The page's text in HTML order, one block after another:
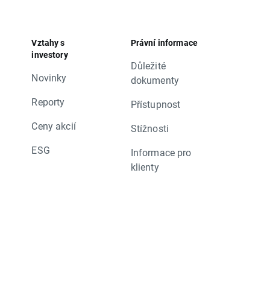
Vztahy s
investory
Novinky
Reporty
Ceny akcií
ESG
Právní informace
Důležité
dokumenty
Přístupnost
Stížnosti
Informace pro
klienty